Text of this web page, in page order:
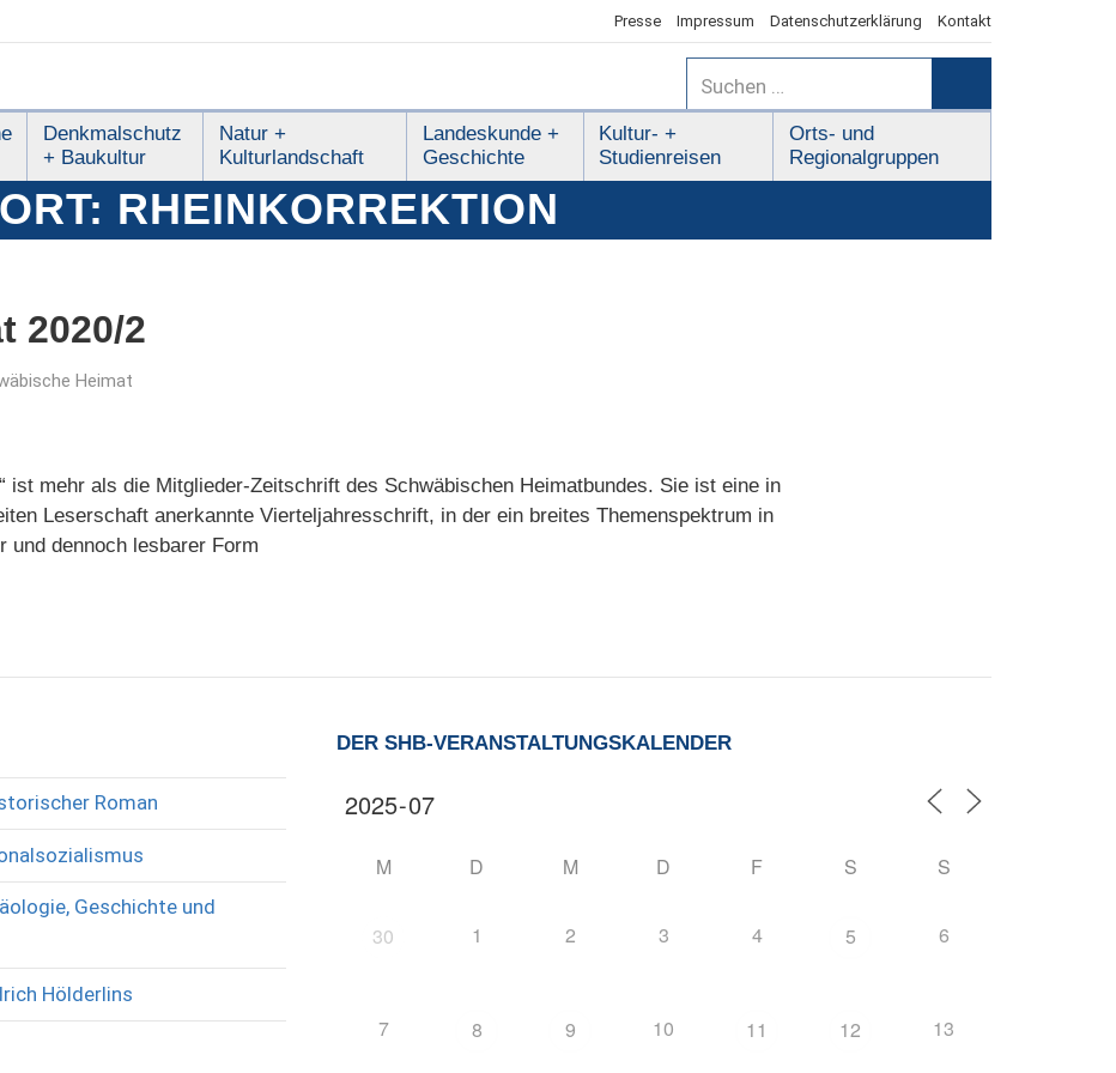
Presse Impressum Datenschutzerklärung Kontakt
Suchen
nach:
Denkmalschutz
+ Baukultur
Natur +
Kulturlandschaft
Landeskunde +
Geschichte
Kultur- +
Studienreisen
Orts- und
Regionalgruppen
RHEINKORREKTION
2020/2
Heimat
ist mehr als die Mitglieder-Zeitschrift des Schwäbischen Heimatbundes. Sie ist eine in
Leserschaft anerkannte Vierteljahresschrift, in der ein breites Themenspektrum in
und dennoch lesbarer Form
Roman
Geschichte und
Hölderlins
DER SHB-VERANSTALTUNGSKALENDER
M D M D F S S
30 1 2 3 4 5 6
7 8 9 10 11 12 13